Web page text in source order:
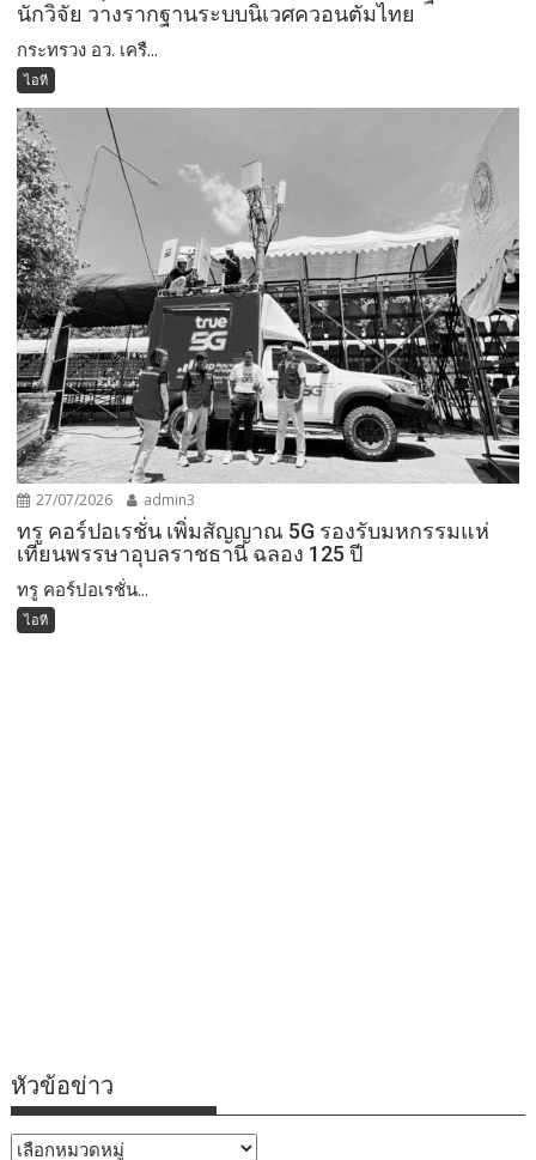
นักวิจัย วางรากฐานระบบนิเวศควอนตัมไทย
กระทรวง อว. เครื...
ไอที
27/07/2026 admin3
ทรู คอร์ปอเรชั่น เพิ่มสัญญาณ 5G รองรับมหกรรมแห่
เทียนพรรษาอุบลราชธานี ฉลอง 125 ปี
ทรู คอร์ปอเรชั่น...
ไอที
หัวข้อข่าว
หัวข้อ